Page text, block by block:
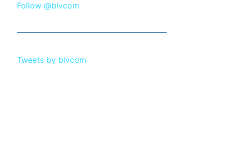
Follow @blvcom
Tweets by blvcom